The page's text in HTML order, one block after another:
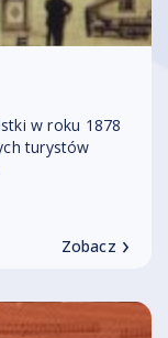
w roku 1878
turystów
Zobacz ›